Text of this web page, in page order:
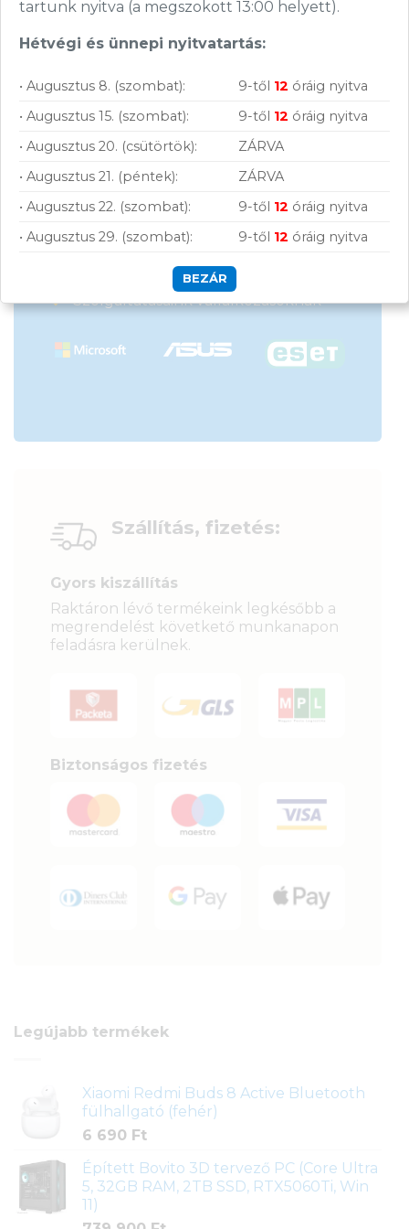
Nagy raktárkészlet
Hűségprogram
50 000 Ft felett ingyenes szállítás
Szolgáltatásaink vállalkozásoknak
Szállítás, fizetés:
Gyors kiszállítás
Raktáron lévő termékeink legkésőbb a
megrendelést követkető munkanapon
feladásra kerülnek.
Biztonságos fizetés
Legújabb termékek
Xiaomi Redmi Buds 8 Active Bluetooth
fülhallgató (fehér)
6 690 Ft
Épített Bovito 3D tervező PC (Core Ultra
5, 32GB RAM, 2TB SSD, RTX5060Ti, Win
11)
tartunk nyitva (a megszokott 13:00 helyett).
Hétvégi és ünnepi nyitvatartás:
• Augusztus 8. (szombat): 9-től 12 óráig nyitva
• Augusztus 15. (szombat):
9-től 12 óráig nyitva
• Augusztus 20. (csütörtök):
ZÁRVA
• Augusztus 21. (péntek):
ZÁRVA
• Augusztus 22. (szombat):
9-től 12 óráig nyitva
• Augusztus 29. (szombat):
9-től 12 óráig nyitva
BEZÁR